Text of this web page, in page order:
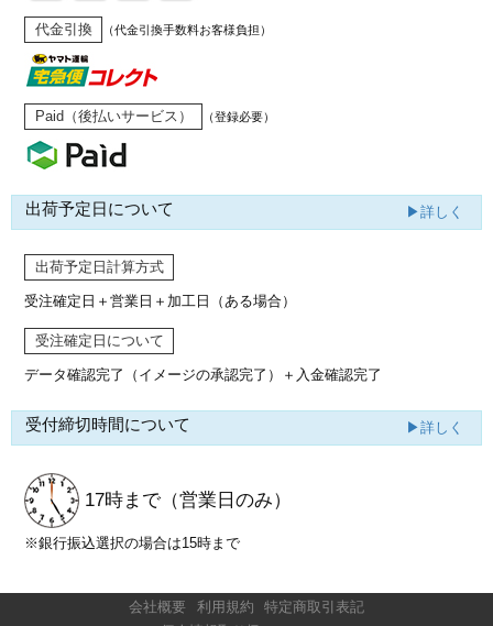
代金引換 （代金引換手数料お客様負担）
Paid（後払いサービス） （登録必要）
出荷予定日について ▶詳しく
出荷予定日計算方式
受注確定日＋営業日＋加工日（ある場合）
受注確定日について
データ確認完了（イメージの承認完了） ＋入金確認完了
受付締切時間について ▶詳しく
17時まで （営業日のみ）
※銀行振込選択の場合は15時まで
会社概要 利用規約
特定商取引表記